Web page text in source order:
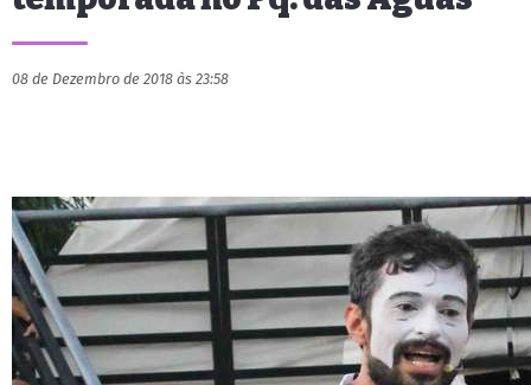
08 de Dezembro de 2018 às 23:58